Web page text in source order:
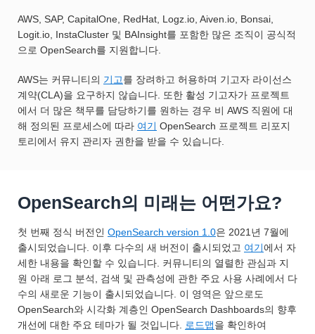
AWS, SAP, CapitalOne, RedHat, Logz.io, Aiven.io, Bonsai,
Logit.io, InstaCluster 및 BAInsight를 포함한 많은 조직이 공식적
으로 OpenSearch를 지원합니다.
AWS는 커뮤니티의 기고를 장려하고 허용하며 기고자 라이선스
계약(CLA)을 요구하지 않습니다. 또한 활성 기고자가 프로젝트
에서 더 많은 책무를 담당하기를 원하는 경우 비 AWS 직원에 대
해 정의된 프로세스에 따라 여기 OpenSearch 프로젝트 리포지
토리에서 유지 관리자 권한을 받을 수 있습니다.
OpenSearch의 미래는 어떤가요?
첫 번째 정식 버전인 OpenSearch version 1.0은 2021년 7월에
출시되었습니다. 이후 다수의 새 버전이 출시되었고 여기에서 자
세한 내용을 확인할 수 있습니다. 커뮤니티의 열렬한 관심과 지
원 아래 로그 분석, 검색 및 관측성에 관한 주요 사용 사례에서 다
수의 새로운 기능이 출시되었습니다. 이 영역은 앞으로도
OpenSearch와 시각화 계층인 OpenSearch Dashboards의 향후
개선에 대한 주요 테마가 될 것입니다.
로드맵을 확인하여